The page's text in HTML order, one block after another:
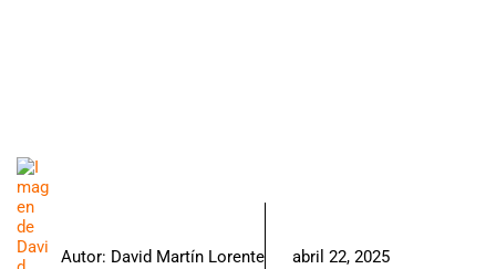
Autor: David Martín Lorente abril 22, 2025